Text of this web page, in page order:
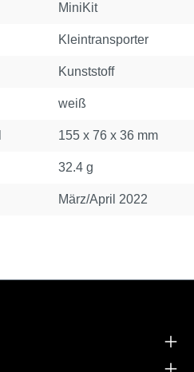
MiniKit
Kleintransporter
Kunststoff
weiß
155 x 76 x 36 mm
32.4 g
März/April 2022